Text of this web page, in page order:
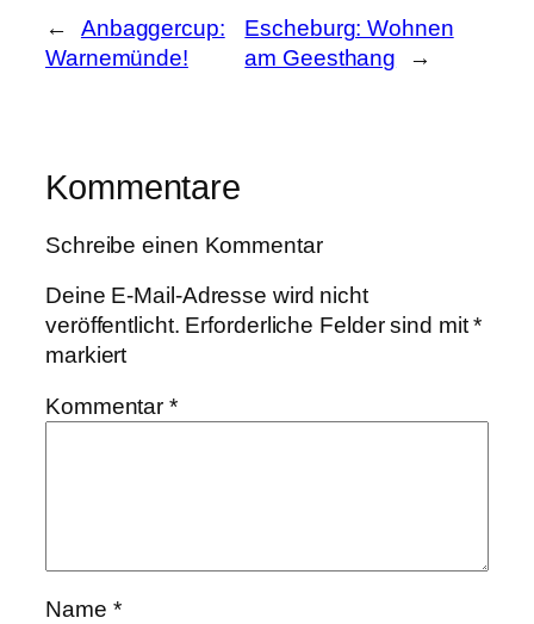
←
Anbaggercup:
Warnemünde!
Escheburg: Wohnen
am Geesthang
→
Kommentare
Schreibe einen Kommentar
Deine E-Mail-Adresse wird nicht
veröffentlicht. Erforderliche Felder sind mit*
markiert
Kommentar*
Name *